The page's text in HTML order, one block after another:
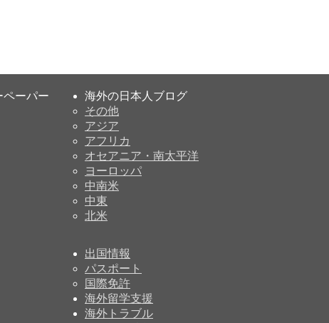
ペーパー
海外の日本人ブログ
その他
アジア
アフリカ
オセアニア・南太平洋
ヨーロッパ
中南米
中東
北米
出国情報
パスポート
国際免許
海外留学支援
海外トラブル